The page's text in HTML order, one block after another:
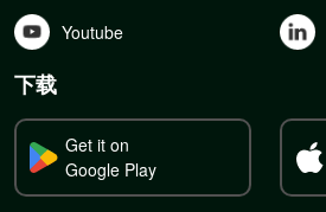
Youtube
下载
Get it on
Google Play